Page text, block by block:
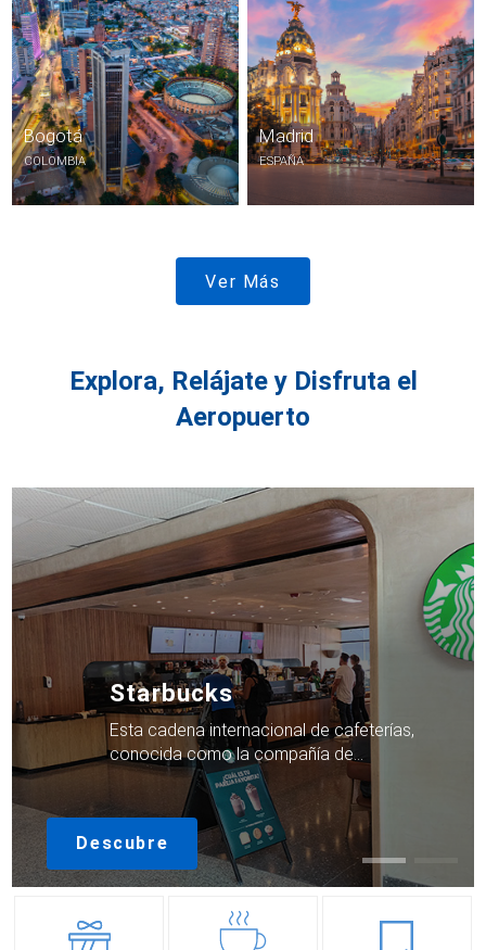
Bogotá
COLOMBIA
Madrid
ESPAÑA
Ver Más
Explora, Relájate y Disfruta el
Aeropuerto
Starbucks
Esta cadena internacional de cafeterías,
conocida como la compañía de…
Descubre